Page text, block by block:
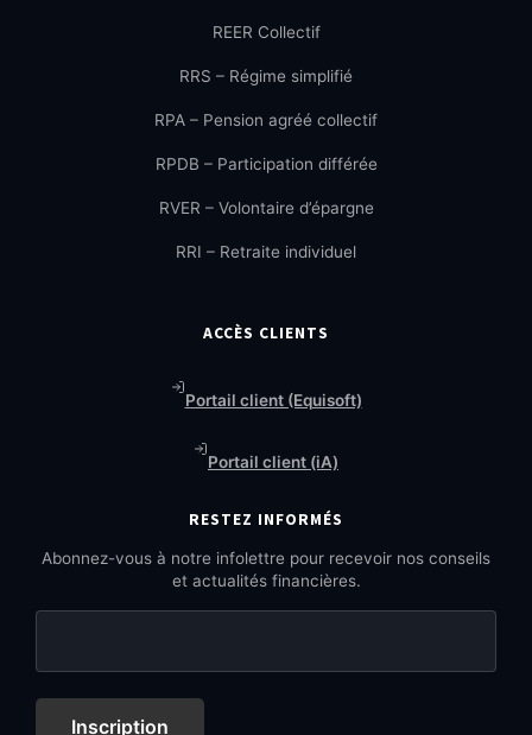
REER Collectif
RRS – Régime simplifié
RPA – Pension agréé collectif
RPDB – Participation différée
RVER – Volontaire d’épargne
RRI – Retraite individuel
ACCÈS CLIENTS
Portail client (Equisoft)
Portail client (iA)
RESTEZ INFORMÉS
Abonnez-vous à notre infolettre pour recevoir nos conseils
et actualités financières.
Inscription